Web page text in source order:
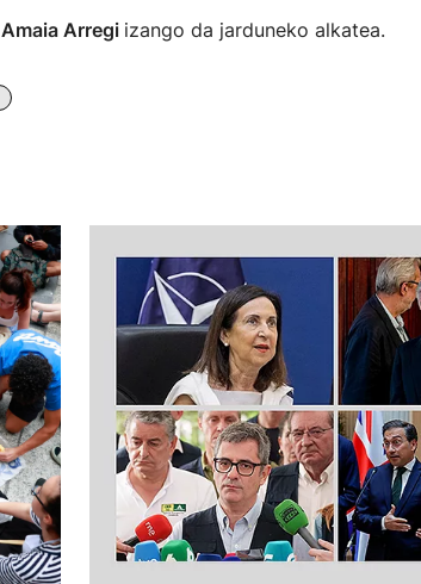
Amaia Arregi izango da jarduneko alkatea.